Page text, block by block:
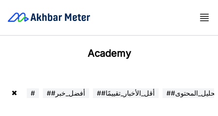
Academy
# ##أفضل_خبر ##أقل_الأخبار_تقييمًا ##تحليل_المحتوى